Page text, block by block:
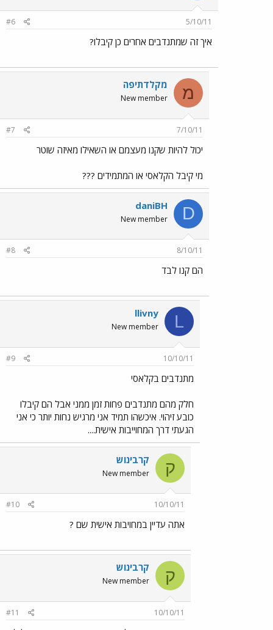
5/10/11
#6
איך זה שמתנדבים אחרים כן קיבלו?
מ מקלדתיפה
New member
7/10/11
#7
יכול להיות שקנו מעצמם או השאילו מאיזה שוטר
מי קיבל הקלאסי או המתמידים ???
D
daniBH
New member
8/10/11
#8
הם קנו לבד
L
llivny
New member
10/10/11
#9
מתנדבים בקלאסי
חלק מהם מתנדבים פחות זמן ממני אבל הם קיבלו
כובע זיהוי. איכשהו תמיד אני מרגיש נחות יותר כי אני
הגעתי דרך המחוייבות אישית....
ק קרבינוש
New member
10/10/11
#10
אתה עדיין במחויבות אישית שם ?
ק קרבינוש
New member
10/10/11
#11